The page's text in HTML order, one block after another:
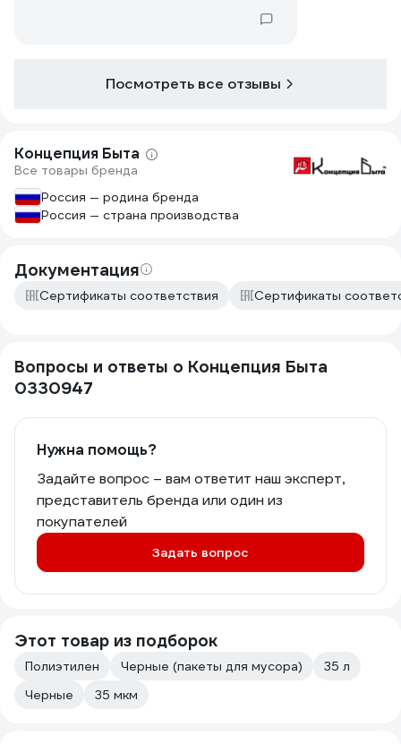
Посмотреть все отзывы
Концепция Быта
Все товары бренда
Россия — родина бренда
Россия — страна производства
Документация
Сертификаты соответствия Сертификаты
Вопросы и ответы о Концепция Быта
0330947
Нужна помощь?
Задайте вопрос – вам ответит наш эксперт,
представитель бренда или один из
покупателей
Задать вопрос
Этот товар из подборок
Полиэтилен Черные (пакеты для мусора)
35 л
Черные
35 мкм